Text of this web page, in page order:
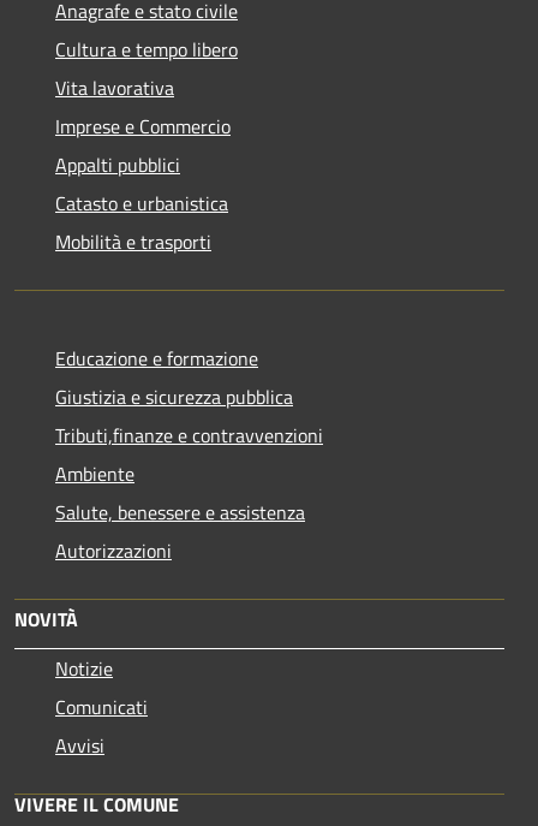
Anagrafe e stato civile
Cultura e tempo libero
Vita lavorativa
Imprese e Commercio
Appalti pubblici
Catasto e urbanistica
Mobilità e trasporti
Educazione e formazione
Giustizia e sicurezza pubblica
Tributi,finanze e contravvenzioni
Ambiente
Salute, benessere e assistenza
Autorizzazioni
NOVITÀ
Notizie
Comunicati
Avvisi
VIVERE IL COMUNE